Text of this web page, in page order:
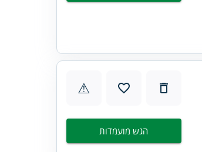
⚠
הגש מועמדות